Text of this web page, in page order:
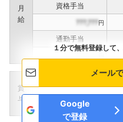
月
給
資格手当
???,???円
通勤手当
賞
与
イ
???,???
１分で無料登録して
メール
Google
で登録